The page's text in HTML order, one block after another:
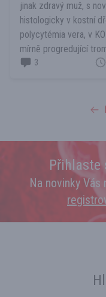
jinak zdravý muž, s
histologicky v kostní
polycytémia vera, v
mírně progredující
3
Přihlaste
Na novinky